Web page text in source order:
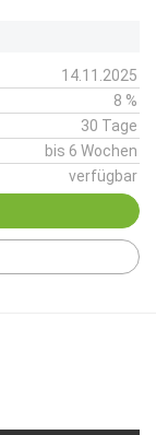
14.11.2025
8 %
30 Tage
bis 6 Wochen
verfügbar